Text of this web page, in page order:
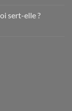
sert-elle ?